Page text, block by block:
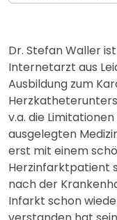
Dr. Stefan Waller
Internetarzt aus
Ausbildung zum
v.a. die
ausgelegten
erst mit einem
Herzinfarktpatient
nach der
Infarkt schon